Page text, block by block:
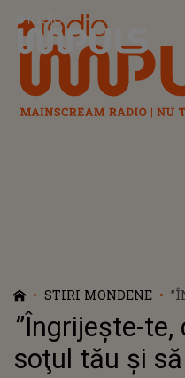
Radio Impuls
STIRI MONDENE
”Îngrijește-
soţul tău şi